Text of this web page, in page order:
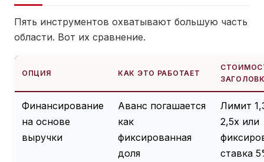
Пять инструментов охватывают большую часть
области. Вот их сравнение.
ОПЦИЯ КАК ЭТО РАБОТАЕТ
Финансирование
на основе
выручки
Аванс погашается
как
фиксированная
доля
Лимит
2,5x или
ставка